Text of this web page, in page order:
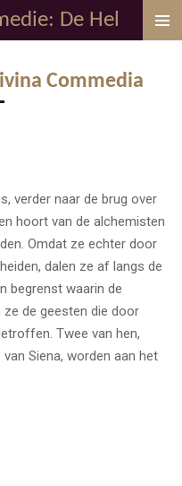
De Hel
Commedia
verder naar de brug over
hoort van de alchemisten
Omdat ze echter door
dalen ze af langs de
begrenst waarin de
ze de geesten die door
Twee van hen,
Siena, worden aan het